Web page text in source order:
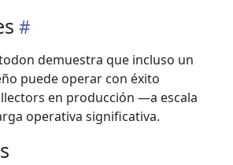
demuestra que incluso un
puede operar con éxito
en producción —a escala
operativa significativa.